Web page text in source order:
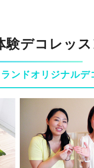
験デコレッス
ランドオリジナルデ